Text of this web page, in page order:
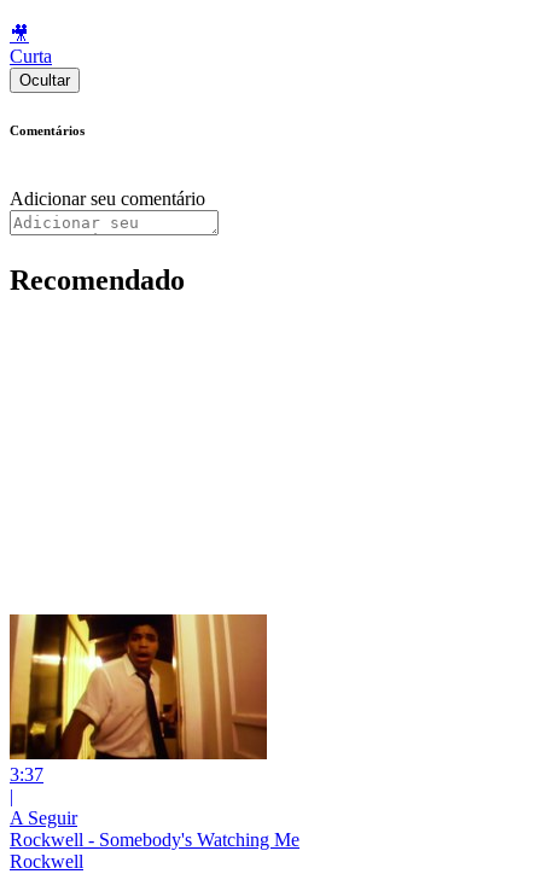
🎥
Curta
Ocultar
Comentários
Adicionar seu comentário
Recomendado
3:37
|
A Seguir
Rockwell - Somebody's Watching Me
Rockwell